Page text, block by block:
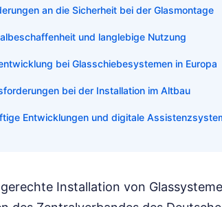
an die Sicherheit bei der Glasmontage
und langlebige Nutzung
bei Glasschiebesystemen in Europa
bei der Installation im Altbau
Entwicklungen und digitale
Installation von